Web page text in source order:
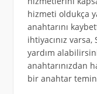
hizmeti oldukça
anahtarını
ihtiyacınız
yardım
anahtarınızdan
bir anahtar